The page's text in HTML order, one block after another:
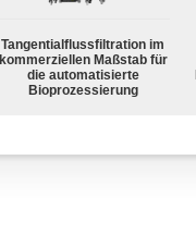
Tangentialflussfiltration im
kommerziellen Maßstab für
die automatisierte
Bioprozessierung